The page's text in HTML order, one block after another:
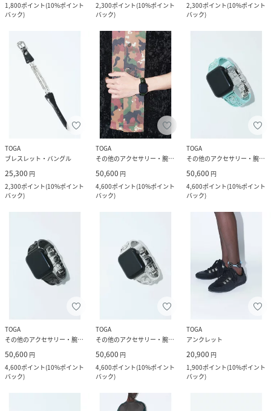
1,800ポイント(10%ポイント
バック)
2,300ポイント(10%ポイント
バック)
2,300ポイント(10%ポイント
バック)
TOGA
ブレスレット・バングル
25,300 円
2,300ポイント(10%ポイント
バック)
TOGA
その他のアクセサリー・腕時計
50,600 円
4,600ポイント(10%ポイント
バック)
TOGA
その他のアクセサリー・腕時計
50,600 円
4,600ポイント(10%ポイント
バック)
TOGA
その他のアクセサリー・腕時計
50,600 円
4,600ポイント(10%ポイント
バック)
TOGA
その他のアクセサリー・腕時計
50,600 円
4,600ポイント(10%ポイント
バック)
TOGA
アンクレット
20,900 円
1,900ポイント(10%ポイント
バック)